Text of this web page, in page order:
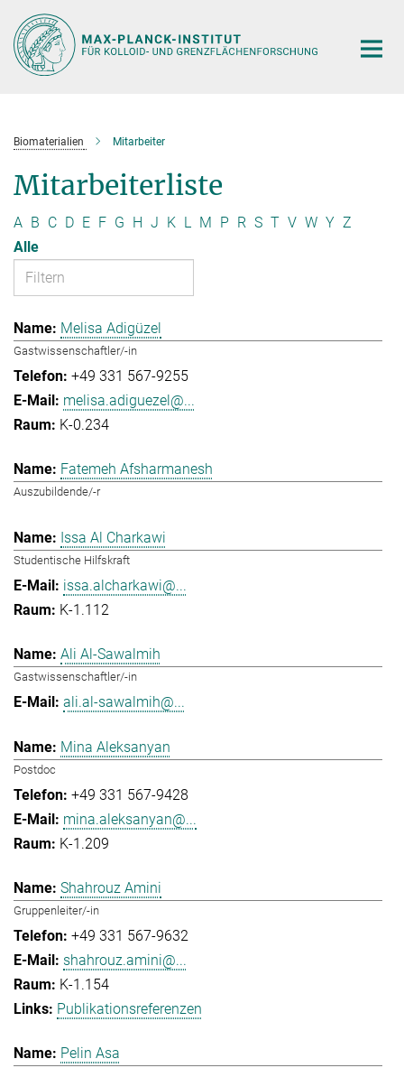
Hauptinhalt
Biomaterialien Mitarbeiter
Mitarbeiterliste
A B C D E F G H J K L M P R S T V W Y Z
Alle
Melisa Adigüzel
Gastwissenschaftler/-in
+49 331 567-9255
melisa.adiguezel@...
K-0.234
Fatemeh Afsharmanesh
Auszubildende/-r
Issa Al Charkawi
Studentische Hilfskraft
issa.alcharkawi@...
K-1.112
Ali Al-Sawalmih
Gastwissenschaftler/-in
ali.al-sawalmih@...
Mina Aleksanyan
Postdoc
+49 331 567-9428
mina.aleksanyan@...
K-1.209
Shahrouz Amini
Gruppenleiter/-in
+49 331 567-9632
shahrouz.amini@...
K-1.154
Publikationsreferenzen
Pelin Asa